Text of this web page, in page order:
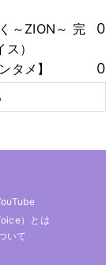
～ZION～ 完
）
0
タメ】 0
）とは
いて